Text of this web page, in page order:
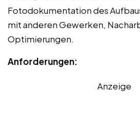
Fotodokumentation des
mit anderen Gewerken,
Optimierungen.
Anforderungen:
Anzeige